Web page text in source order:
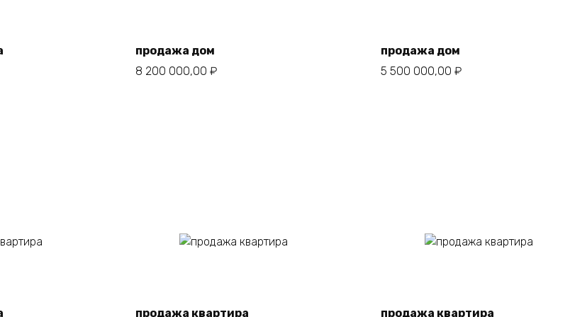
продажа дом
8 200 000,00 ₽
продажа дом
5 500 000,00 ₽
продажа квартира продажа квартира